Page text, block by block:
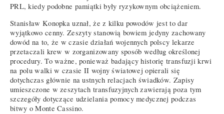
PRL, kiedy podobne pamiątki były ryzykownym obciążeniem.
Stanisław Konopka uznał, że z kilku powodów jest to dar
wyjątkowo cenny. Zeszyty stanowią bowiem jedyny zachowany
dowód na to, że w czasie działań wojennych polscy lekarze
przetaczali krew w zorganizowany sposób według określonej
procedury. To ważne, ponieważ badający historię transfuzji krwi
na polu walki w czasie II wojny światowej opierali się
dotychczas głównie na ustnych relacjach świadków. Zapisy
umieszczone w zeszytach transfuzyjnych zawierają poza tym
szczegóły dotyczące udzielania pomocy medycznej podczas
bitwy o Monte Cassino.